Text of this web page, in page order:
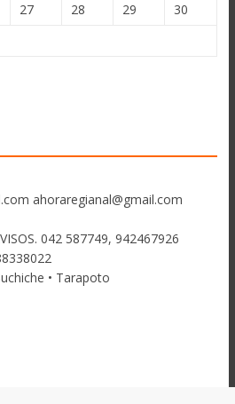
27 28 29
30
ahoraregianal@gmail.com
042 587749, 942467926
• Tarapoto